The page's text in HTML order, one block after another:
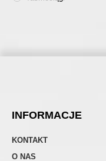
INFORMACJE
KONTAKT
O NAS